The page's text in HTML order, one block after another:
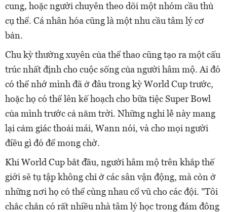
cung, hoặc người chuyên theo dõi một nhóm cầu thủ
cụ thể. Cá nhân hóa cũng là một nhu cầu tâm lý cơ
bản.
Chu kỳ thường xuyên của thể thao cũng tạo ra một cấu
trúc nhất định cho cuộc sống của người hâm mộ. Ai đó
có thể nhớ mình đã ở đâu trong kỳ World Cup trước,
hoặc họ có thể lên kế hoạch cho bữa tiệc Super Bowl
của mình trước cả năm trời. Những nghi lễ này mang
lại cảm giác thoải mái, Wann nói, và cho mọi người
điều gì đó để mong chờ.
Khi World Cup bắt đầu, người hâm mộ trên khắp thế
giới sẽ tụ tập không chỉ ở các sân vận động, mà còn ở
những nơi họ có thể cùng nhau cổ vũ cho các đội. "Tôi
chắc chắn có rất nhiều nhà tâm lý học trong đám đông